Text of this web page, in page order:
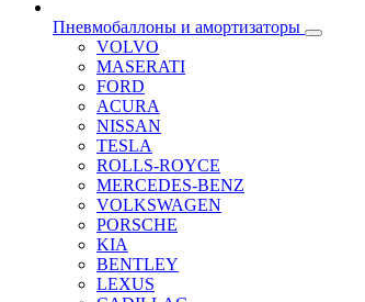
Пневмобаллоны и амортизаторы
VOLVO
MASERATI
FORD
ACURA
NISSAN
TESLA
ROLLS-ROYCE
MERCEDES-BENZ
VOLKSWAGEN
PORSCHE
KIA
BENTLEY
LEXUS